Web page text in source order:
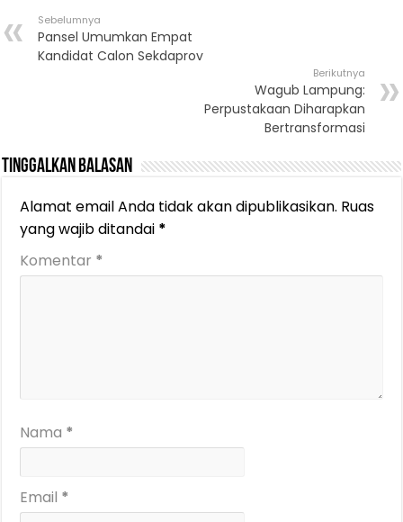
Sebelumnya
Pansel Umumkan Empat
Kandidat Calon Sekdaprov
Berikutnya
Wagub Lampung:
Perpustakaan Diharapkan
Bertransformasi
Tinggalkan Balasan
Alamat email Anda tidak akan dipublikasikan. Ruas
yang wajib ditandai *
Komentar *
Nama *
Email *